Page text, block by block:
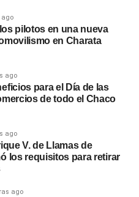
ago
pilotos en una nueva
en Charata
ago
para el Día de las
de todo el Chaco
ago
V. de Llamas de
los requisitos para retirar
ago